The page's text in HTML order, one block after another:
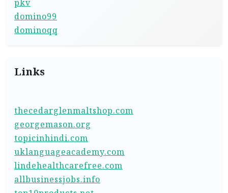
pkv
domino99
dominoqq
Links
thecedarglenmaltshop.com
georgemason.org
topicinhindi.com
uklanguageacademy.com
lindehealthcarefree.com
allbusinessjobs.info